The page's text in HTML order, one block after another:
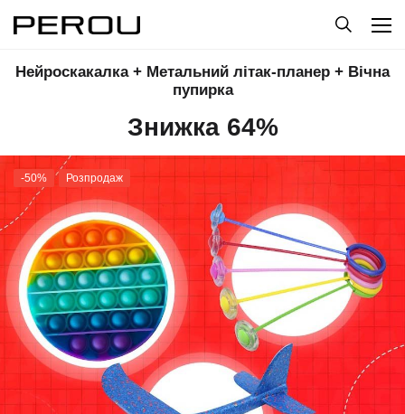
Нейроскакалка + Метальний літак-планер + Вічна
пупирка
Знижка 64%
-50% Розпродаж